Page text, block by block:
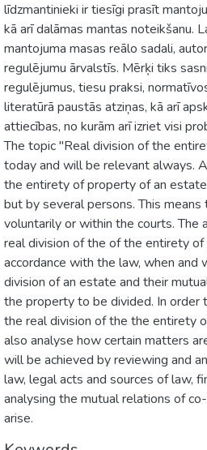
līdzmantinieki ir tiesīgi prasīt
kā arī dalāmas mantas noteikšanu.
mantojuma masas reālo sadali,
regulējumu ārvalstīs. Mērķi tiks
regulējumus, tiesu praksi,
literatūrā paustās atziņas, kā arī
attiecības, no kurām arī izriet visi
The topic "Real division of the
today and will be relevant always.
the entirety of property of an
but by several persons. This
voluntarily or within the courts. The
real division of the of the entirety
accordance with the law, when
division of an estate and their
the property to be divided. In order
the real division of the the entirety
also analyse how certain matters
will be achieved by reviewing and
law, legal acts and sources of law,
analysing the mutual relations of
arise.